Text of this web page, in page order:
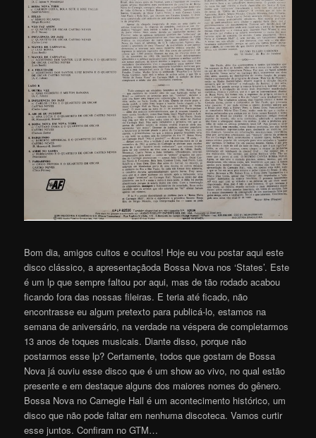
Bom dia, amigos cultos e ocultos! Hoje eu vou postar aqui este
disco clássico, a apresentaçãoda Bossa Nova nos ‘States’. Este
é um lp que sempre faltou por aqui, mas de tão rodado acabou
ficando fora das nossas fileiras. E teria até ficado, não
encontrasse eu algum pretexto para publicá-lo, estamos na
semana de aniversário, na verdade na véspera de completarmos
13 anos de toques musicais. Diante disso, porque não
postarmos esse lp? Certamente, todos que gostam de Bossa
Nova já ouviu esse disco que é um show ao vivo, no qual estão
presente e em destaque alguns dos maiores nomes do gênero.
Bossa Nova no Carnegie Hall é um acontecimento histórico, um
disco que não pode faltar em nenhuma discoteca. Vamos curtir
esse juntos. Confiram no GTM…